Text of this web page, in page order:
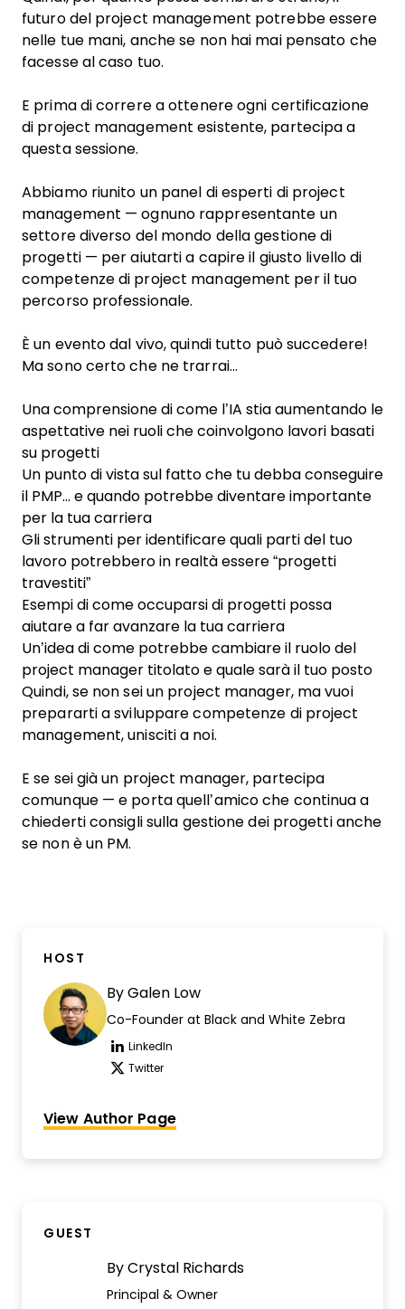
futuro del project management potrebbe essere
nelle tue mani, anche se non hai mai pensato che
facesse al caso tuo.
E prima di correre a ottenere ogni certificazione
di project management esistente, partecipa a
questa sessione.
Abbiamo riunito un panel di esperti di project
management — ognuno rappresentante un
settore diverso del mondo della gestione di
progetti — per aiutarti a capire il giusto livello di
competenze di project management per il tuo
percorso professionale.
È un evento dal vivo, quindi tutto può succedere!
Ma sono certo che ne trarrai…
Una comprensione di come l’IA stia aumentando le
aspettative nei ruoli che coinvolgono lavori basati
su progetti
Un punto di vista sul fatto che tu debba conseguire
il PMP… e quando potrebbe diventare importante
per la tua carriera
Gli strumenti per identificare quali parti del tuo
lavoro potrebbero in realtà essere “progetti
travestiti”
Esempi di come occuparsi di progetti possa
aiutare a far avanzare la tua carriera
Un’idea di come potrebbe cambiare il ruolo del
project manager titolato e quale sarà il tuo posto
Quindi, se non sei un project manager, ma vuoi
prepararti a sviluppare competenze di project
management, unisciti a noi.
E se sei già un project manager, partecipa
comunque — e porta quell’amico che continua a
chiederti consigli sulla gestione dei progetti anche
se non è un PM.
HOST
By Galen Low
Co-Founder at Black and White Zebra
LinkedIn
Opens new window
Twitter
Opens new window
View Author Page
GUEST
By Crystal Richards
Principal & Owner